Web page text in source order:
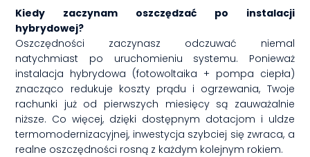
Kiedy zaczynam oszczędzać po instalacji
hybrydowej?
Oszczędności zaczynasz odczuwać niemal
natychmiast po uruchomieniu systemu. Ponieważ
instalacja hybrydowa (fotowoltaika + pompa ciepła)
znacząco redukuje koszty prądu i ogrzewania, Twoje
rachunki już od pierwszych miesięcy są zauważalnie
niższe. Co więcej, dzięki dostępnym dotacjom i uldze
termomodernizacyjnej, inwestycja szybciej się zwraca, a
realne oszczędności rosną z każdym kolejnym rokiem.